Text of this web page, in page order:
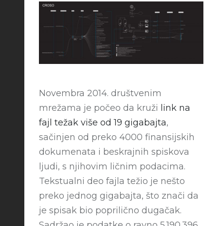
Novembra 2014. društvenim
mrežama je počeo da kruži link na
fajl težak više od 19 gigabajta,
sačinjen od preko 4000 finansijskih
dokumenata i beskrajnih spiskova
ljudi, s njihovim ličnim podacima.
Tekstualni deo fajla težio je nešto
preko jednog gigabajta, što znači da
je spisak bio poprilično dugačak.